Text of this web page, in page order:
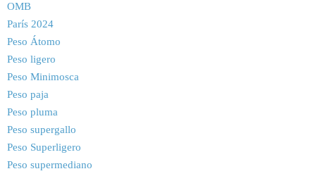
OMB
París 2024
Peso Átomo
Peso ligero
Peso Minimosca
Peso paja
Peso pluma
Peso supergallo
Peso Superligero
Peso supermediano